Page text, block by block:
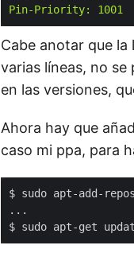
Pin-Priority: 1001
Cabe anotar que
varias líneas, no
en las versiones,
Ahora hay que
caso mi ppa, para